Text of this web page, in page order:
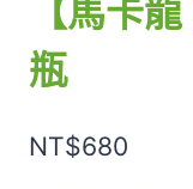
【馬卡
瓶
NT$680